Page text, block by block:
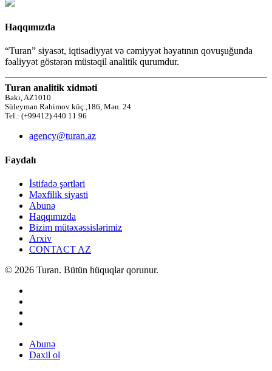
Haqqımızda
“Turan” siyasət, iqtisadiyyat və cəmiyyət həyatının qovuşuğunda
fəaliyyət göstərən müstəqil analitik qurumdur.
Turan analitik xidməti
Bakı, AZ1010
Süleyman Rəhimov küç.,186, Mən. 24
Tel.: (+99412) 440 11 96
agency@turan.az
Faydalı
İstifadə şərtləri
Məxfilik siyasti
Abunə
Haqqımızda
Bizim mütəxəssislərimiz
Arxiv
CONTACT AZ
© 2026 Turan. Bütün hüquqlar qorunur.
Abunə
Daxil ol